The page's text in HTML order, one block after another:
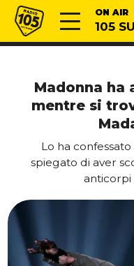
Vai al contenuto
Radio 105 ON AIR
105
Madonna ha
mentre si
Lo ha
spiegato di aver
anticorpi